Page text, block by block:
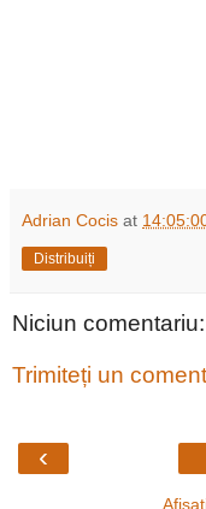
Adrian Cocis at
Distribuiți
Niciun comentariu:
Trimiteți un
‹